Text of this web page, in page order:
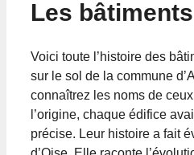
Les
Voici toute l’histoire des
sur le sol de la commune
connaîtrez les noms de
l’origine, chaque édifice
précise. Leur histoire a fait